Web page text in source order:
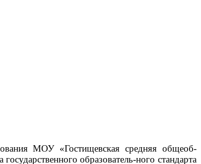
МОУ «Гостищевская средняя общеоб-
образователь-ного стандарта